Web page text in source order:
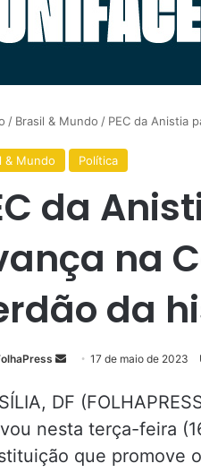
/ Brasil & Mundo / PEC da Anistia
& Mundo Política
da
na
da
Mande
e-
mail
17 de maio de 2023
DF
nesta terça-feira
que promove